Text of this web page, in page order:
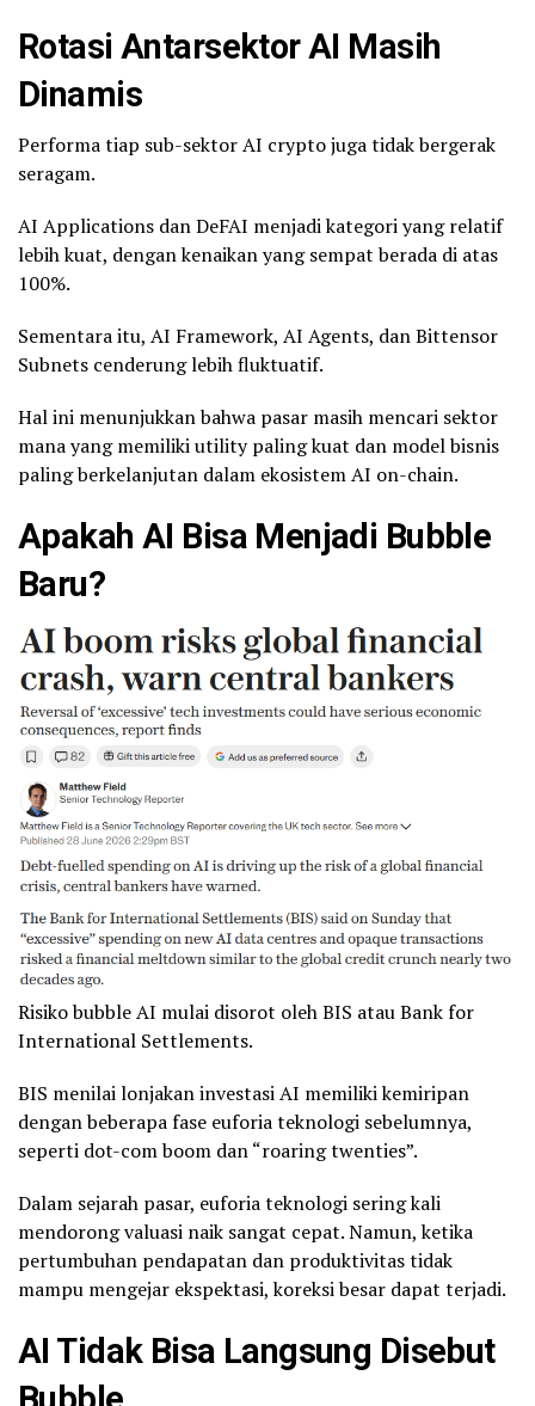
Rotasi Antarsektor AI Masih
Dinamis
Performa tiap sub-sektor AI crypto juga tidak bergerak
seragam.
AI Applications dan DeFAI menjadi kategori yang relatif
lebih kuat, dengan kenaikan yang sempat berada di atas
100%.
Sementara itu, AI Framework, AI Agents, dan Bittensor
Subnets cenderung lebih fluktuatif.
Hal ini menunjukkan bahwa pasar masih mencari sektor
mana yang memiliki utility paling kuat dan model bisnis
paling berkelanjutan dalam ekosistem AI on-chain.
Apakah AI Bisa Menjadi Bubble
Baru?
Risiko bubble AI mulai disorot oleh BIS atau Bank for
International Settlements.
BIS menilai lonjakan investasi AI memiliki kemiripan
dengan beberapa fase euforia teknologi sebelumnya,
seperti dot-com boom dan “roaring twenties”.
Dalam sejarah pasar, euforia teknologi sering kali
mendorong valuasi naik sangat cepat. Namun, ketika
pertumbuhan pendapatan dan produktivitas tidak
mampu mengejar ekspektasi, koreksi besar dapat terjadi.
AI Tidak Bisa Langsung Disebut